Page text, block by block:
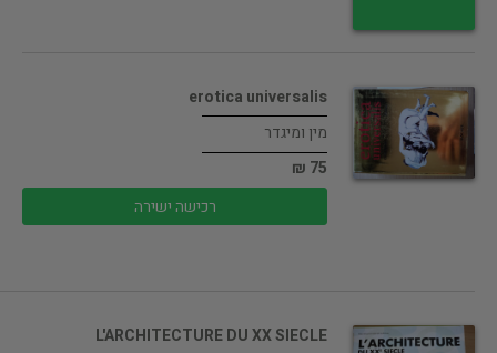
erotica universalis
מין ומיגדר
75 ₪
רכישה ישירה
L'ARCHITECTURE DU XX SIECLE